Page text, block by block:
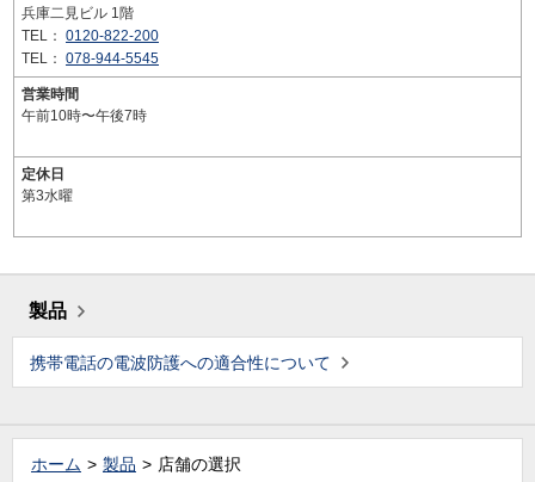
兵庫二見ビル 1階
TEL： 0120-822-200
TEL： 078-944-5545
営業時間
午前10時〜午後7時
定休日
第3水曜
製品
携帯電話の電波防護への適合性について
ホーム 製品 店舗の選択